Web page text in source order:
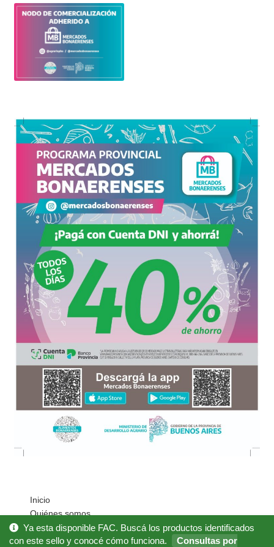
Inicio
Quiénes somos
Cómo Comprar?
Mi cuenta
Ya esta disponible FAC. Buscá los productos identificados
con este sello y conocé cómo funciona.
Consultas por